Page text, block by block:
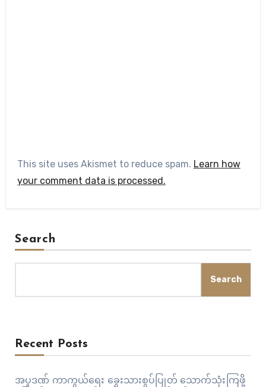
This site uses Akismet to reduce spam. Learn how
your comment data is processed.
Search
Search
Recent Posts
အပူဒဏ် ကာကွယ်ရေး ခွေးသားစွပ်ပြုတ် သောက်သုံးကြဖို့